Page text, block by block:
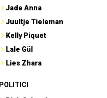
Jade Anna
Juultje Tieleman
Kelly Piquet
Lale Gül
Lies Zhara
POLITICI